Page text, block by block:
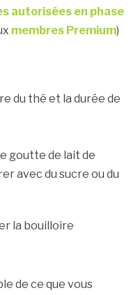
autorisées en phase
membres Premium)
du thé et la durée de
goutte de lait de
avec du sucre ou du
la bouilloire
de ce que vous